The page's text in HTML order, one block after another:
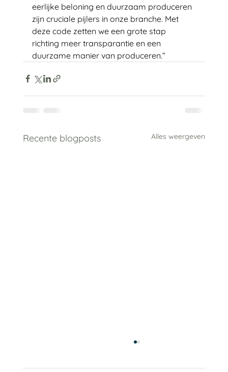
eerlijke beloning en duurzaam produceren
zijn cruciale pijlers in onze branche. Met
deze code zetten we een grote stap
richting meer transparantie en een
duurzame manier van produceren.”
Recente blogposts Alles weergeven